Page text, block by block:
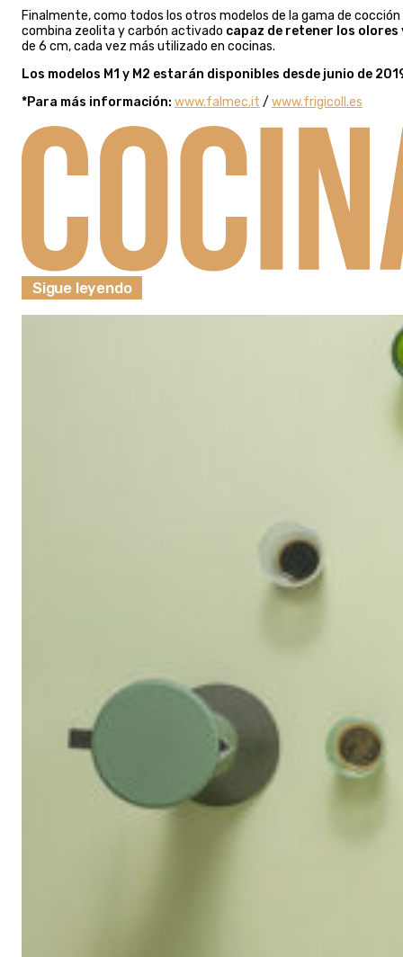
Finalmente, como todos los otros modelos de la gama de
combina zeolita y carbón activado capaz de retener los olores
de 6 cm, cada vez más utilizado en cocinas.
Los modelos M1 y M2 estarán disponibles desde junio de
*Para más información: www.falmec.it / www.frigicoll.es
Sigue leyendo